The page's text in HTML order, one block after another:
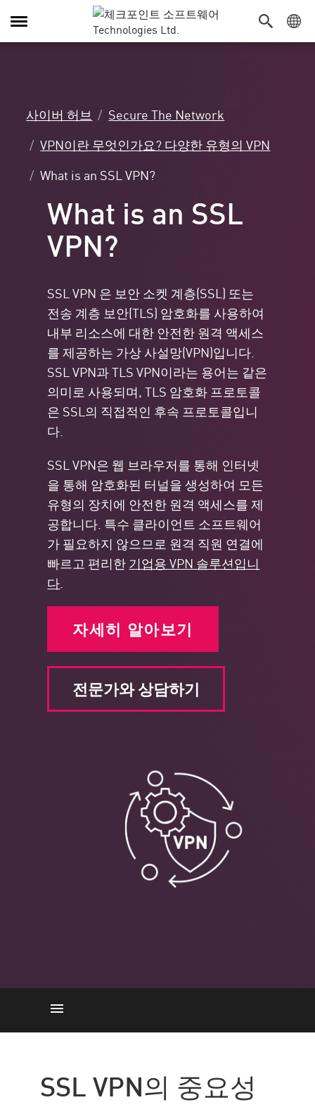
탐
색
사이버 허브
Secure The Network
VPN이란 무엇인가요? 다양한 유형의 VPN
What is an SSL VPN?
What is an SSL
VPN?
SSL VPN 은 보안 소켓 계층(SSL) 또는
전송 계층 보안(TLS) 암호화를 사용하여
내부 리소스에 대한 안전한 원격 액세스
를 제공하는 가상 사설망(VPN)입니다.
SSL VPN과 TLS VPN이라는 용어는 같은
의미로 사용되며, TLS 암호화 프로토콜
은 SSL의 직접적인 후속 프로토콜입니
다.
SSL VPN은 웹 브라우저를 통해 인터넷
을 통해 암호화된 터널을 생성하여 모든
유형의 장치에 안전한 원격 액세스를 제
공합니다. 특수 클라이언트 소프트웨어
가 필요하지 않으므로 원격 직원 연결에
빠르고 편리한기업용 VPN 솔루션입니
다.
자세히 알아보기
전문가와 상담하기
주요 기능
SSL VPN의 중요성